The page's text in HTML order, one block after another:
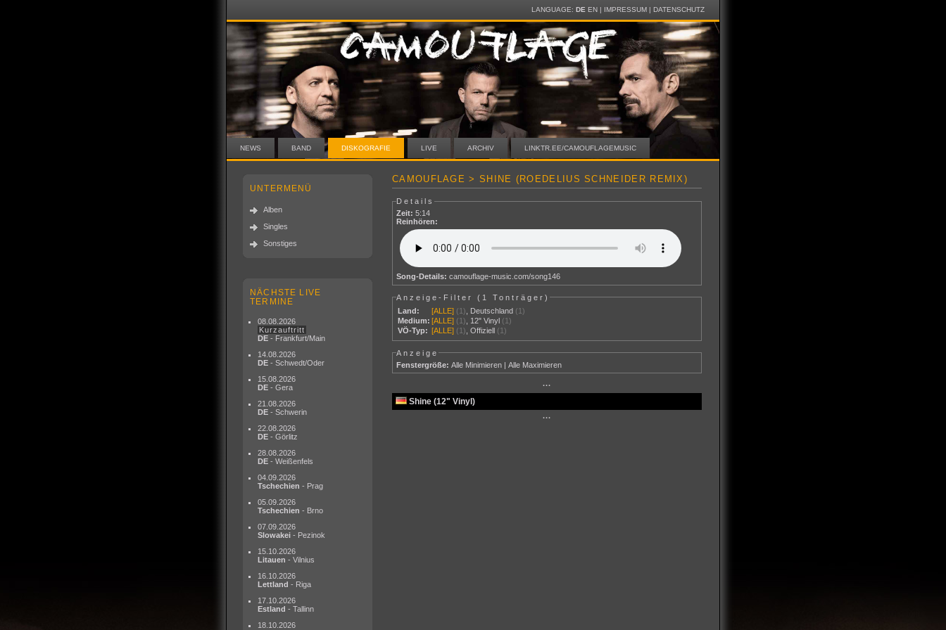
LANGUAGE: DE EN| IMPRESSUM| DATENSCHUTZ
NEWS BAND DISKOGRAFIE LIVE ARCHIV LINKTR.EE/CAMOUFLAGEMUSIC
UNTERMENÜ
Alben
Singles
Sonstiges
NÄCHSTE LIVE
TERMINE
08.08.2026
Kurzauftritt
DE - Frankfurt/Main
14.08.2026
DE - Schwedt/Oder
15.08.2026
DE - Gera
21.08.2026
DE - Schwerin
22.08.2026
DE - Görlitz
28.08.2026
DE - Weißenfels
04.09.2026
Tschechien - Prag
05.09.2026
Tschechien - Brno
07.09.2026
Slowakei - Pezinok
15.10.2026
Litauen - Vilnius
16.10.2026
Lettland - Riga
17.10.2026
Estland - Tallinn
18.10.2026
CAMOUFLAGE > SHINE (ROEDELIUS SCHNEIDER REMIX)
Details
Zeit: 5:14
Reinhören:
Song-Details: camouflage-music.com/song146
Anzeige-Filter ( 1 Tonträger)
Land:
[ALLE] (1) Deutschland (1)
Medium: [ALLE] (1) 12" Vinyl (1)
VÖ-Typ: [ALLE] (1) ,Offiziell (1)
Anzeige
Fenstergröße: Alle Minimieren |Alle Maximieren
···
Shine (12" Vinyl)
···